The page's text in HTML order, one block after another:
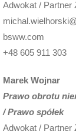
Adwokat / Partner
bsww.com
+48 605 911 303
Marek Wojnar
Prawo obrotu
/ Prawo spółek
Adwokat / Partner